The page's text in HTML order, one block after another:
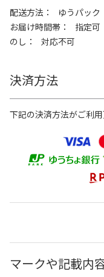
配送方法
ゆうパック
お届け時間帯
指定可
のし
対応不可
決済方法
下記の決済方法がご利用
マークや記載内